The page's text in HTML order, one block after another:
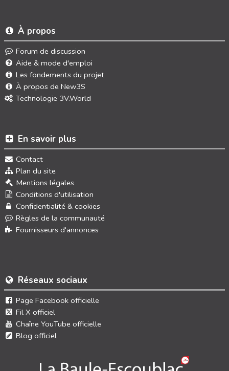
Réseaux sociaux
Page Facebook officielle
Fil X officiel
Chaîne YouTube officielle
Blog officiel
En savoir plus
Contact
Plan du site
Mentions légales
Conditions d'utilisation
Confidentialité & cookies
Règles de la communauté
Fournisseurs d'annonces
À propos
Forum de discussion
Aide & mode d'emploi
Les fondements du projet
À propos de New3S
Technologie 3V.World